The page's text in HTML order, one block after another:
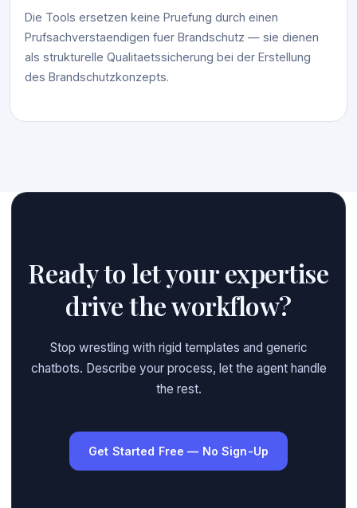
Die Tools ersetzen keine Pruefung durch einen
Prufsachverstaendigen fuer Brandschutz — sie dienen
als strukturelle Qualitaetssicherung bei der Erstellung
des Brandschutzkonzepts.
Ready to let your expertise
drive the workflow?
Stop wrestling with rigid templates and generic
chatbots. Describe your process, let the agent handle
the rest.
Get Started Free — No Sign-Up